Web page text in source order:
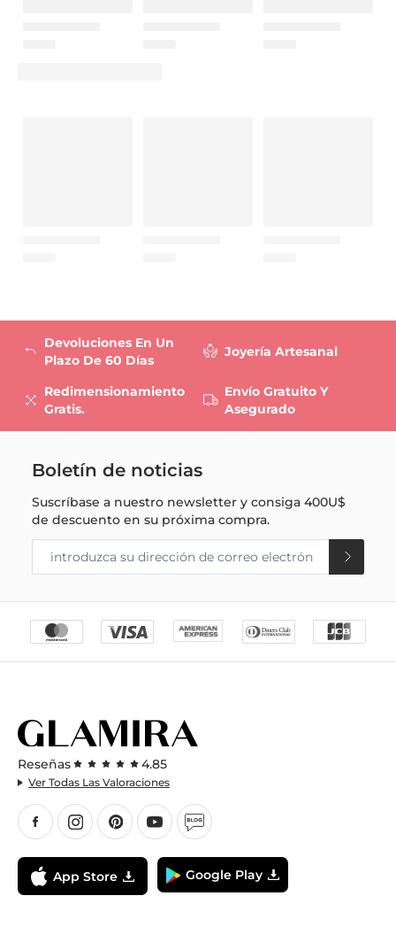
Devoluciones En Un
Plazo De 60 Días
Redimensionamiento
Gratis.
Joyería Artesanal
Envío Gratuito Y
Asegurado
Boletín de noticias
Suscríbase a nuestro newsletter y consiga400U$
de descuento en su próxima compra.
Reseñas 4.85
Ver Todas Las Valoraciones
App Store Google Play